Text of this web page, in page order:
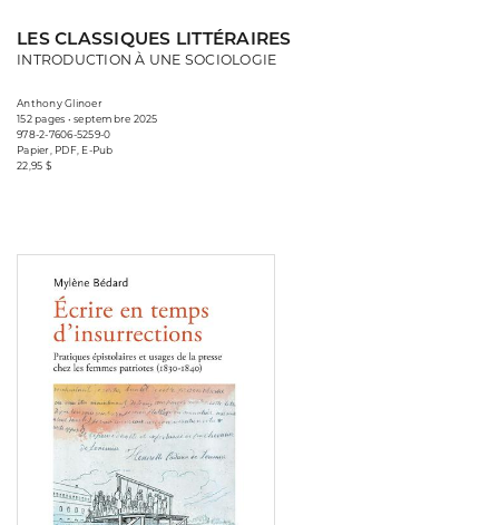
LES CLASSIQUES LITTÉRAIRES
INTRODUCTION À UNE SOCIOLOGIE
Anthony Glinoer
152 pages • septembre 2025
978-2-7606-5259-0
Papier, PDF, E-Pub
22,95 $